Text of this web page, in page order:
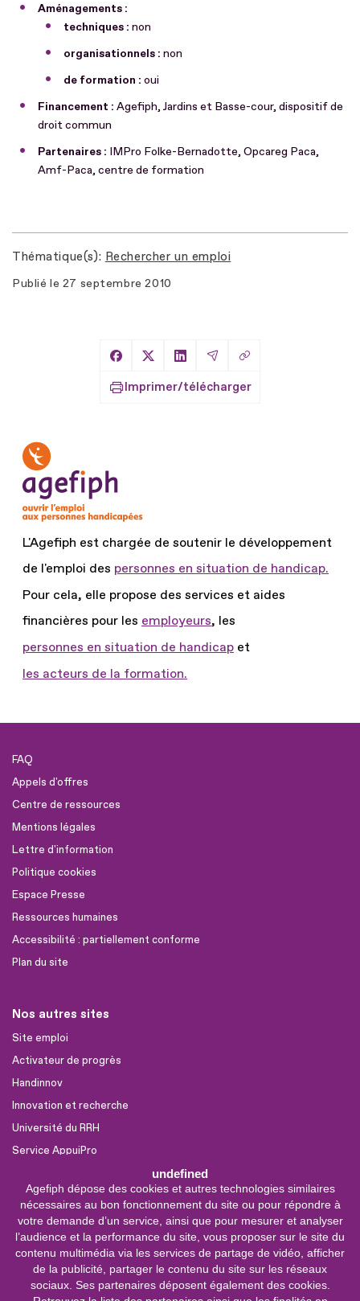
undefined
Agefiph dépose des cookies et autres technologies similaires
nécessaires au bon fonctionnement du site ou pour répondre à
votre demande d’un service, ainsi que pour mesurer et analyser
l’audience et la performance du site, vous proposer sur le site du
contenu multimédia via les services de partage de vidéo, afficher
de la publicité, partager le contenu du site sur les réseaux
sociaux. Ses partenaires déposent également des cookies.
Aménagements :
techniques : non
organisationnels : non
de formation : oui
Financement : Agefiph, Jardins et Basse-cour, dispositif de
droit commun
Partenaires : IMPro Folke-Bernadotte, Opcareg Paca,
Amf-Paca, centre de formation
Thématique(s) Rechercher un emploi
Publié le 27 septembre 2010
Partager sur Facebook
Partager sur X
Partager sur LinkedIn
Partager par Email
Copier le lien
Imprimer/télécharger
L'Agefiph est chargée de soutenir le développement
de l'emploi des personnes en situation de handicap.
Pour cela, elle propose des services et aides
financières pour les employeurs, les
personnes en situation de handicap et
les acteurs de la formation.
FAQ
Appels d'offres
Centre de ressources
Mentions légales
Lettre d'information
Politique cookies
Espace Presse
Ressources humaines
Accessibilité : partiellement conforme
Plan du site
Nos autres sites
Site emploi
Activateur de progrès
Handinnov
Innovation et recherche
Université du RRH
Service AppuiPro
Nous suivre
Youtube
Linkedin
Facebook